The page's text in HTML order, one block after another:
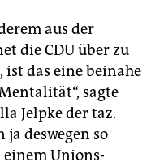
aus der
die CDU über zu
das eine beinahe
sagte
Jelpke der taz.
deswegen so
einem Unions-